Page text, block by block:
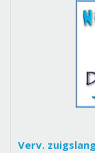
Verv.